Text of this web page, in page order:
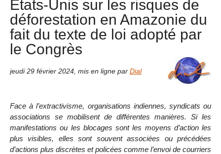
États-Unis sur les risques de
déforestation en Amazonie du
fait du texte de loi adopté par
le Congrès
jeudi 29 février 2024 mis en ligne par Dial
Face à l’extractivisme, organisations indiennes, syndicats ou
associations se mobilisent de différentes manières. Si les
manifestations ou les blocages sont les moyens d’action les
plus visibles, elles sont souvent associées ou précédées
d’actions plus discrètes et policées comme l’envoi de courriers